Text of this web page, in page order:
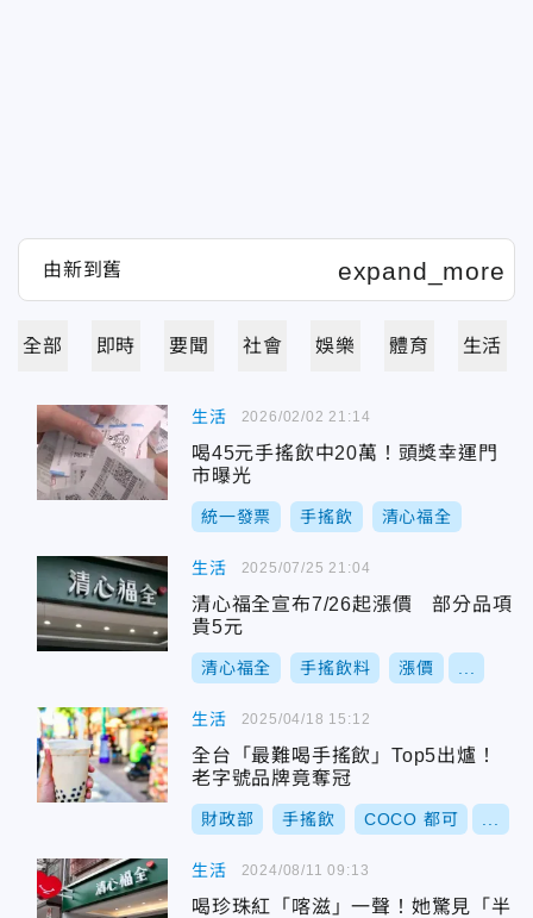
全部 即時 要聞 社會 娛樂 體育 生活
生活
喝45元手搖飲中20萬！頭獎幸運門
市曝光
統一發票 手搖飲 清心福全
2026/02/02 21:14
生活
清心福全宣布7/26起漲價 部分品項
貴5元
清心福全 手搖飲料 漲價
2025/07/25 21:04
生活
全台「最難喝手搖飲」Top5出爐！
老字號品牌竟奪冠
財政部 手搖飲 COCO 都可
2025/04/18 15:12
生活
喝珍珠紅「喀滋」一聲！她驚見「半
2024/08/11 09:13